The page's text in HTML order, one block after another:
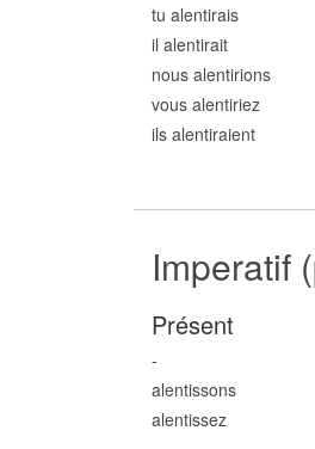
tu alentirais
il alentirait
nous alentirions
vous alentiriez
ils alentiraient
Imperatif
Présent
-
alentissons
alentissez